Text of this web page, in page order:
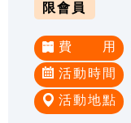
限會員
費 用
活動時間
活動地點